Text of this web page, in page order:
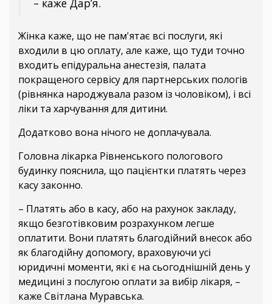
– каже Дар’я.
Жінка каже, що не пам'ятає всі послуги, які
входили в цю оплату, але каже, що туди точно
входить епідуральна анестезія, палата
покращеного сервісу для партнерських пологів
(рівнянка народжувала разом із чоловіком), і всі
ліки та харчування для дитини.
Додатково вона нічого не доплачувала.
Головна лікарка Рівненського пологового
будинку пояснила, що пацієнтки платять через
касу законно.
– Платять або в касу, або на рахунок закладу,
якщо безготівковим розрахунком легше
оплатити. Вони платять благодійний внесок або
як благодійну допомогу, враховуючи усі
юридичні моменти, які є на сьогоднішній день у
медицині з послугою оплати за вибір лікаря, –
каже Світлана Муравська.